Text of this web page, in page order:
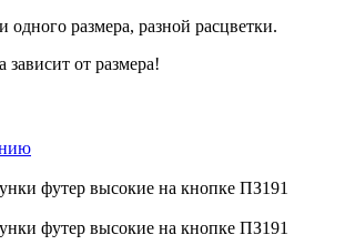
одного размера, разной расцветки.
от размера!